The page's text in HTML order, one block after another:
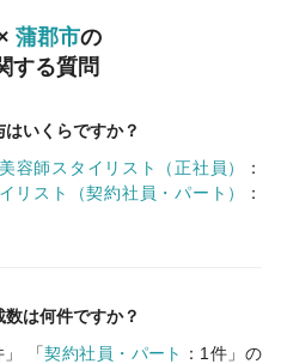
蒲郡市の
する質問
いくらですか？
美容師スタイリスト（正社員）
：
リスト（契約社員・パート）
：
は何件ですか？
」 「契約社員・パート
：1件」の